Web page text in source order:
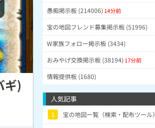
ギ)
愚痴掲示板 (214006) 14分前
宝の地図フレンド募集掲示板 (51996)
W家族フォロー掲示板 (3434)
おみやげ交換掲示板 (38194) 17分前
情報提供板 (1680)
人気記事
1 宝の地図一覧（検索・配布ツール）